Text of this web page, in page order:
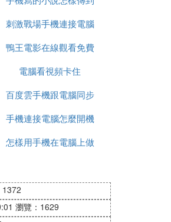
電腦上
刺激戰場手機連接電腦
設置
鴨王電影在線觀看免費
電腦看視頻卡住
百度雲手機跟電腦同步
不了
手機連接電腦怎麼開機
怎樣用手機在電腦上做
1372
瀏覽：1629